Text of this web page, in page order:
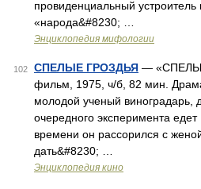
провиденциальный устроитель
«народа&#8230; …
Энциклопедия мифологии
102 СПЕЛЫЕ ГРОЗДЬЯ —
фильм, 1975, ч/б, 82 мин.
молодой ученый виноградарь,
очередного эксперимента
времени он рассорился с
дать&#8230; …
Энциклопедия кино